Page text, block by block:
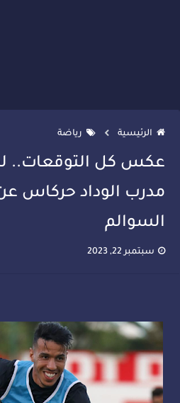
الرئيسية رياضة
عكس كل التوقعات..
مدرب الوداد حركاس
السوالم
سبتمبر 22, 2023